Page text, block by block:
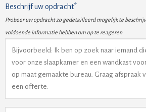
Beschrijf uw opdracht*
Probeer uw opdracht zo gedetailleerd mogelijk te
voldoende informatie hebben om op te reageren.